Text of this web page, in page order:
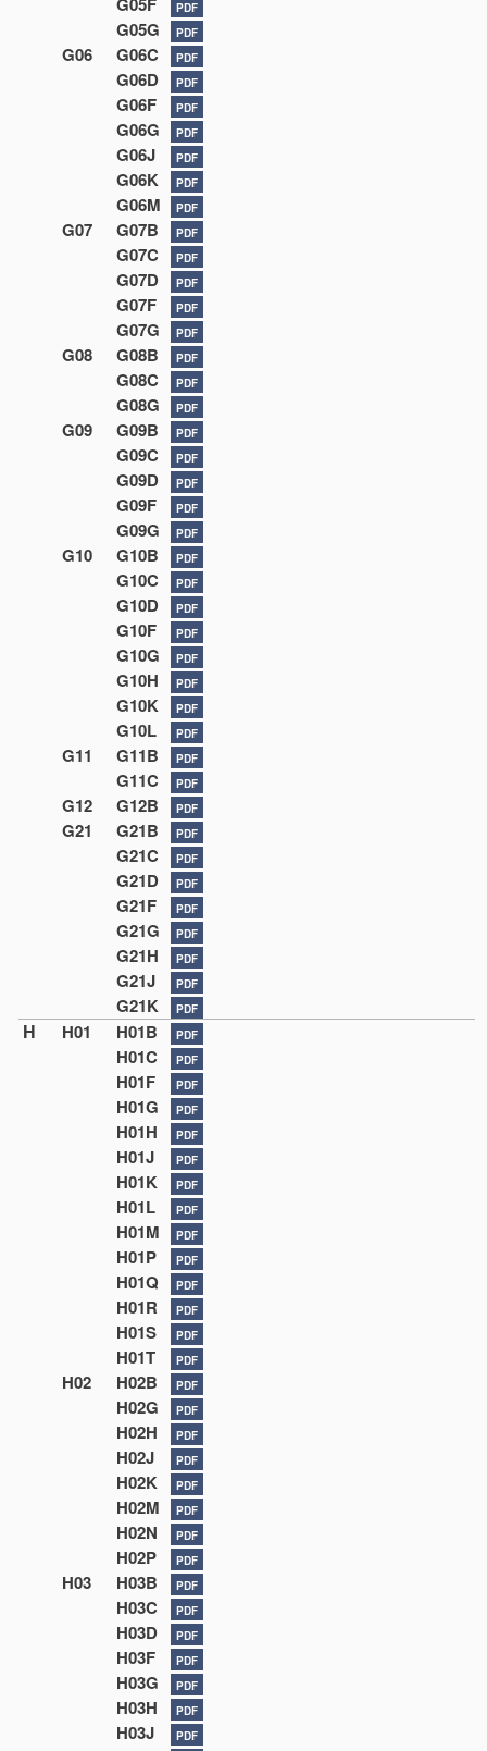
PDF
G05G PDF
G06 G06C PDF
G06D PDF
G06F PDF
G06G PDF
G06J PDF
G06K PDF
G06M PDF
G07 G07B PDF
G07C PDF
G07D PDF
G07F PDF
G07G PDF
G08 G08B PDF
G08C PDF
G08G PDF
G09 G09B PDF
G09C PDF
G09D PDF
G09F PDF
G09G PDF
G10 G10B PDF
G10C PDF
G10D PDF
G10F PDF
G10G PDF
G10H PDF
G10K PDF
G10L PDF
G11 G11B PDF
G11C PDF
G12 G12B PDF
G21 G21B PDF
G21C PDF
G21D PDF
G21F PDF
G21G PDF
G21H PDF
G21J PDF
G21K PDF
H H01 H01B PDF
H01C PDF
H01F PDF
H01G PDF
H01H PDF
H01J PDF
H01K PDF
H01L PDF
H01M PDF
H01P PDF
H01Q PDF
H01R PDF
H01S PDF
H01T PDF
H02 H02B PDF
H02G PDF
H02H PDF
H02J PDF
H02K PDF
H02M PDF
H02N PDF
H02P PDF
H03 H03B PDF
H03C PDF
H03D PDF
H03F PDF
H03G PDF
H03H PDF
H03J PDF